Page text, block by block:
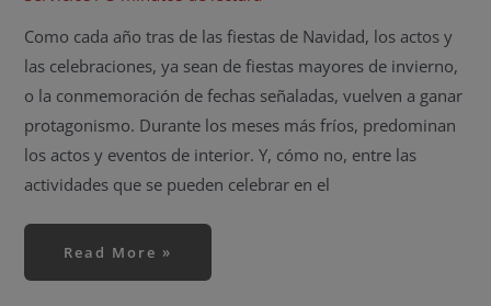
Como cada año tras de las fiestas de Navidad, los actos y
las celebraciones, ya sean de fiestas mayores de invierno,
o la conmemoración de fechas señaladas, vuelven a ganar
protagonismo. Durante los meses más fríos, predominan
los actos y eventos de interior. Y, cómo no, entre las
actividades que se pueden celebrar en el
Read More »